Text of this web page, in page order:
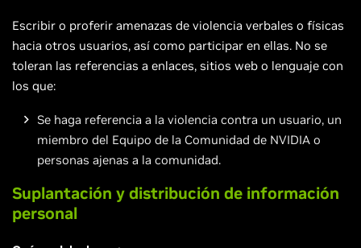
Escribir o proferir amenazas de violencia verbales o físicas
hacia otros usuarios, así como participar en ellas. No se
toleran las referencias a enlaces, sitios web o lenguaje con
los que:
Se haga referencia a la violencia contra un usuario, un
miembro del Equipo de la Comunidad de NVIDIA o
personas ajenas a la comunidad.
Suplantación y distribución de información
personal